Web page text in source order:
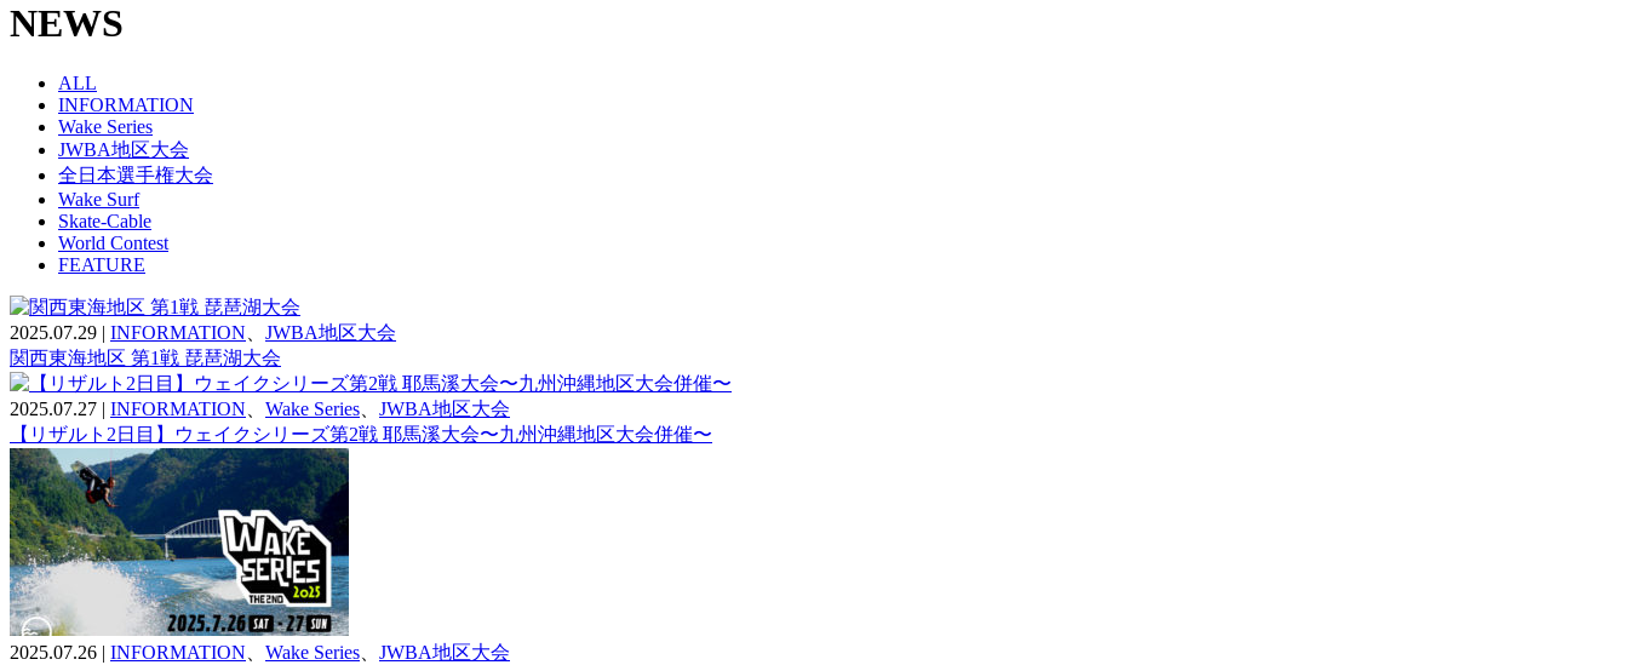
NEWS
ALL
INFORMATION
Wake Series
JWBA地区大会
全日本選手権大会
Wake Surf
Skate-Cable
World Contest
FEATURE
2025.07.29 | INFORMATION
JWBA地区大会
関西東海地区 第1戦 琵琶湖大会
2025.07.27 | INFORMATION Wake Series
JWBA地区大会
【リザルト2日目】ウェイクシリーズ第2戦 耶馬溪大会〜九州沖縄地区大会併催〜
2025.07.26 | INFORMATION Wake Series
JWBA地区大会